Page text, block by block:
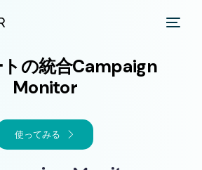
の統合Campaign
Monitor
使ってみる